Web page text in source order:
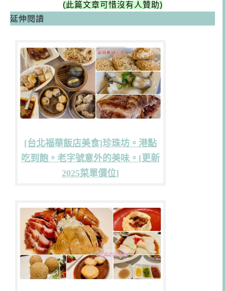
(此篇文章可惜沒有人贊助)
延伸閱讀
[台北福華飯店美食]珍珠坊。港點
吃到飽。老字號意外的美味。[更新
2025菜單價位]